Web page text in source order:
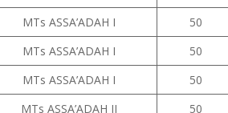
MTs ASSA’ADAH I 50
MTs ASSA’ADAH I 50
MTs ASSA’ADAH I 50
MTs ASSA’ADAH II 50